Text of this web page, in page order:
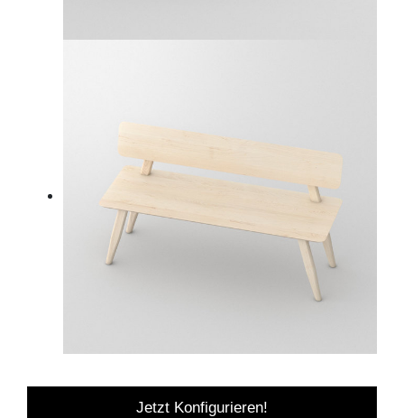
Jetzt Konfigurieren!